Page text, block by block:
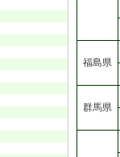
福島県
群馬県